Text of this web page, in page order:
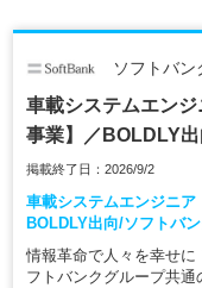
ソフトバン
車載システムエン
事業】／BOLDLY
掲載終了日：2026/9/2
車載システムエンジニ
BOLDLY出向/ソフトバ
情報革命で人々を幸せに
フトバンクグループ共